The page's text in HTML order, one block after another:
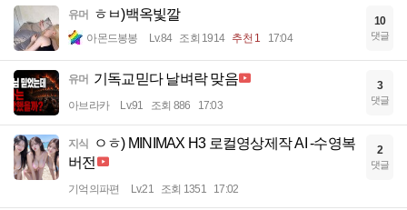
유머 ㅎㅂ)백옥빛깔
아몬드봉봉 Lv.84 조회 1914 추천 1 17:04
10
댓글
유머 기독교믿다 날벼락 맞음
아브라카 Lv.91 조회 886 17:03
3
댓글
지식
ㅇㅎ) MINIMAX H3 로컬영상제작 AI -수영복
버전
기억의파편 Lv.21 조회 1351 17:02
2
댓글